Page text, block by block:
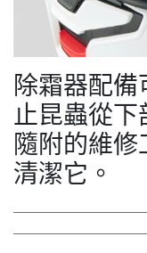
除霜器配
止昆蟲從
隨附的維
清潔它。